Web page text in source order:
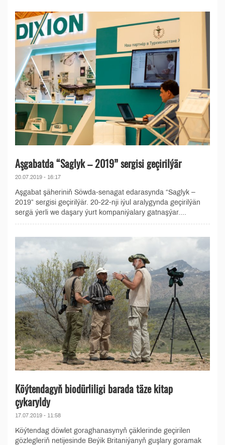
Aşgabatda “Saglyk – 2019” sergisi geçirilýär
20.07.2019 - 16:17
Aşgabat şäheriniň Söwda-senagat edarasynda “Saglyk –
2019” sergisi geçirilýär. 20-22-nji iýul aralygynda geçirilýän
sergä ýerli we daşary ýurt kompaniýalary gatnaşýar....
Köýtendagyň biodürliligi barada täze kitap
çykaryldy
17.07.2019 - 11:58
Köýtendag döwlet goraghanasynyň çäklerinde geçirilen
gözlegleriň netijesinde Beýik Britaniýanyň guşlary goramak